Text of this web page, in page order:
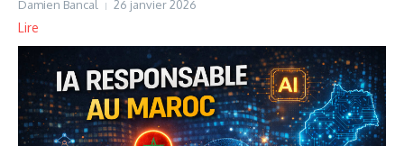
Damien Bancal 26 janvier 2026
Lire